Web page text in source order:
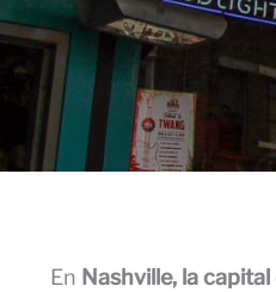
En Nashville, la